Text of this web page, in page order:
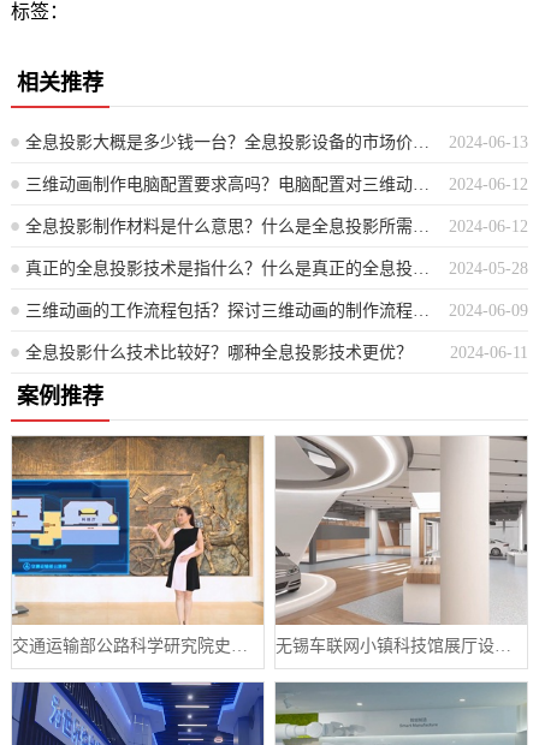
标签：
相关推荐
2024-06-13
全息投影大概是多少钱一台？全息投影设备的市场价格大约是多少？
2024-06-12
三维动画制作电脑配置要求高吗？电脑配置对三维动画制作的要求是否严苛？
2024-06-12
全息投影制作材料是什么意思？什么是全息投影所需材料？
2024-05-28
真正的全息投影技术是指什么？什么是真正的全息投影技术？
2024-06-09
三维动画的工作流程包括？探讨三维动画的制作流程要素
2024-06-11
全息投影什么技术比较好？哪种全息投影技术更优？
案例推荐